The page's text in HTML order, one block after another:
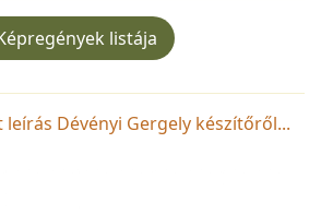
listája
Dévényi Gergely készítőről...